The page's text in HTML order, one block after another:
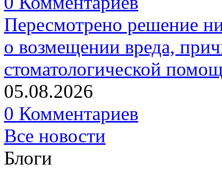
Пересмотрено решение
о возмещении вреда,
стоматологической
05.08.2026
0 Комментариев
Все новости
Блоги